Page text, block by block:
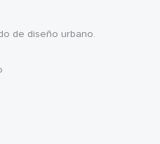
de diseño urbano.